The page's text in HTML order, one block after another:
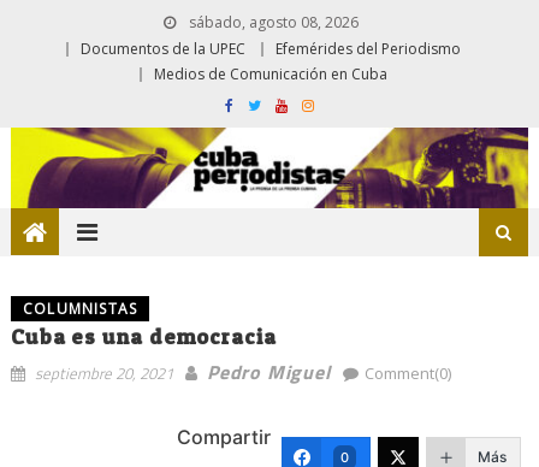
sábado, agosto 08, 2026
Documentos de la UPEC
Efemérides del Periodismo
Medios de Comunicación en Cuba
COLUMNISTAS
Cuba es una democracia
septiembre 20, 2021 Pedro Miguel Comment(0)
Compartir
0 Más